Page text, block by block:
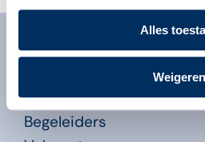
Alles
Weigeren
Algemeen
Over onze programma’s
Begeleiders